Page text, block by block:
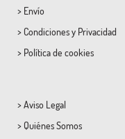
> Envío
> Condicionesy Privacidad
> Política de cookies
> Aviso Legal
> Quiénes Somos